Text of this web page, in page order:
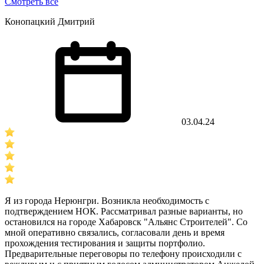
Конопацкий Дмитрий
03.04.24
Я из города Нерюнгри. Возникла необходимость с
подтверждением НОК. Рассматривал разные варианты, но
остановился на городе Хабаровск "Альянс Строителей". Со
мной оперативно связались, согласовали день и время
прохождения тестирования и защиты портфолио.
Предварительные переговоры по телефону происходили с